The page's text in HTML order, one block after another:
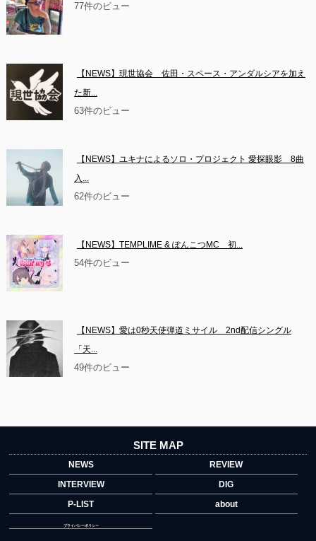
77件のビュー
【NEWS】現世協会　佐田・スペース・アンダルシアを加え
た新...
63件のビュー
【NEWS】ユキナによるソロ・プロジェクト 愛探眼影　8曲
入...
62件のビュー
【NEWS】TEMPLIME & ぽんこつMC　初...
54件のビュー
【NEWS】愛は0秒天使弾道ミサイル　2nd配信シングル
「天...
49件のビュー
SITE MAP
NEWS
REVIEW
INTERVIEW
DIG
P-LIST
about
プライバシーポリシー